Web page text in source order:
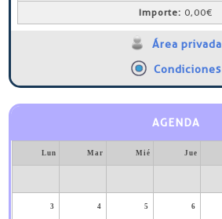
Importe: 0,00€
Área privada
Condiciones
AGENDA
Lun Mar Mié Jue
3 4 5 6